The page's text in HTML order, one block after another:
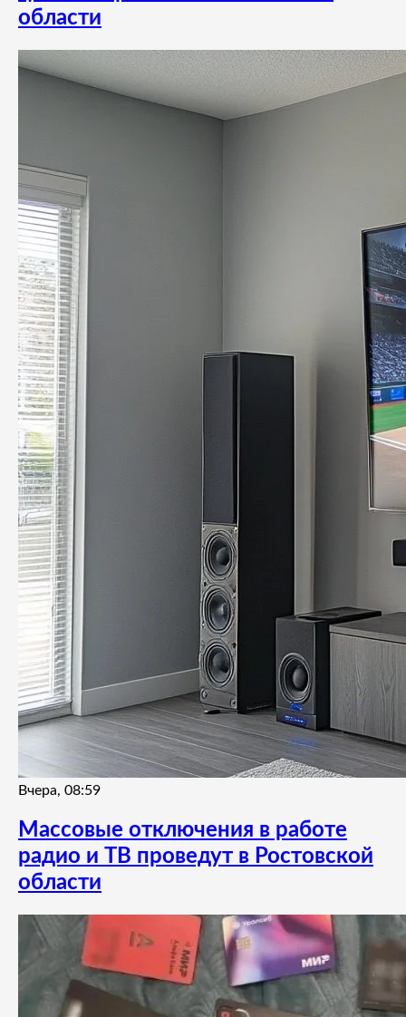
области
Вчера, 08:59
Массовые отключения в работе
радио и ТВ проведут в Ростовской
области